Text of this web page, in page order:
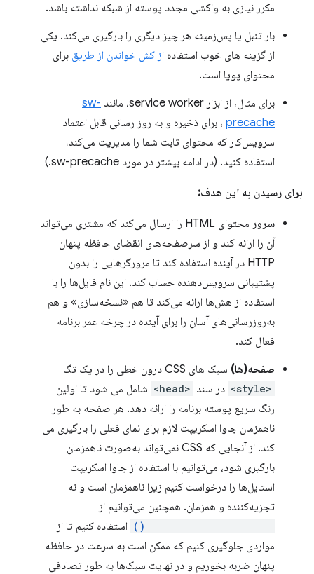
مکرر نیازی به واکشی مجدد پوسته از شبکه نداشته باشد.
بار تنبل یا پس‌زمینه هر چیز دیگری را بارگیری می‌کند. یکی
از گزینه های خوب استفاده از کش خواندن از طریق برای
محتوای پویا است.
برای مثال، از ابزار service worker، مانند
sw-
precache ، برای ذخیره و به روز رسانی قابل اعتماد
سرویس‌کار که محتوای ثابت شما را مدیریت می‌کند،
استفاده کنید. (در ادامه بیشتر در مورد sw-precache.)
برای رسیدن به این هدف:
سرور
محتوای HTML را ارسال می‌کند که مشتری می‌تواند
آن را ارائه کند و از سرصفحه‌های انقضای حافظه پنهان
HTTP در آینده استفاده کند تا مرورگرهایی را بدون
پشتیبانی سرویس‌دهنده حساب کند. این نام فایل‌ها را با
استفاده از هش‌ها ارائه می‌کند تا هم «نسخه‌سازی» و هم
به‌روزرسانی‌های آسان را برای آینده در چرخه عمر برنامه
فعال کند.
صفحه(ها) سبک های CSS درون خطی را در یک تگ
<style> در سند <head>
شامل می شود تا اولین
رنگ سریع پوسته برنامه را ارائه دهد. هر صفحه به طور
ناهمزمان جاوا اسکریپت لازم برای نمای فعلی را بارگیری می
کند. از آنجایی که CSS نمی‌تواند به‌صورت ناهمزمان
بارگیری شود، می‌توانیم با استفاده از جاوا اسکریپت
استایل‌ها را درخواست کنیم زیرا ناهمزمان است و نه
تجزیه‌کننده و همزمان. همچنین می‌توانیم از
استفاده کنیم تا از
مواردی جلوگیری کنیم که ممکن است به سرعت در حافظه
پنهان ضربه بخوریم و در نهایت سبک‌ها به طور تصادفی